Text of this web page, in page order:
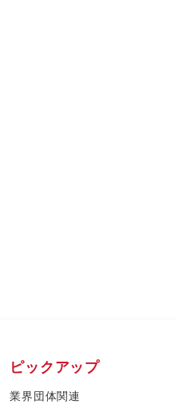
ピックアップ
業界団体関連